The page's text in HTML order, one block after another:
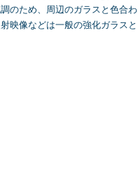
のため、周辺のガラスと色合わ
映像などは一般の強化ガラスと